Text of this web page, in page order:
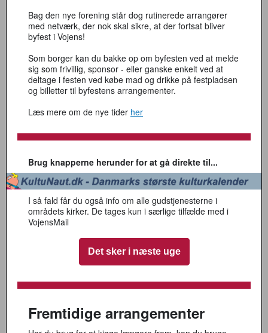
Bag den nye forening står dog rutinerede arrangører
med netværk, der nok skal sikre, at der fortsat bliver
byfest i Vojens!
Som borger kan du bakke op om byfesten ved at melde
sig som frivillig, sponsor - eller ganske enkelt ved at
deltage i festen ved købe mad og drikke på festpladsen
og billetter til byfestens arrangementer.
Læs mere om de nye tider her
Brug knapperne herunder for at gå direkte til...
I så fald får du også info om alle gudstjenesterne i
områdets kirker. De tages kun i særlige tilfælde med i
VojensMail
Det sker i næste uge
Fremtidige arrangementer